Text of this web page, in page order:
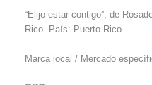
“Elijo estar contigo”, de
Rico. País: Puerto Rico.
Marca local / Mercado